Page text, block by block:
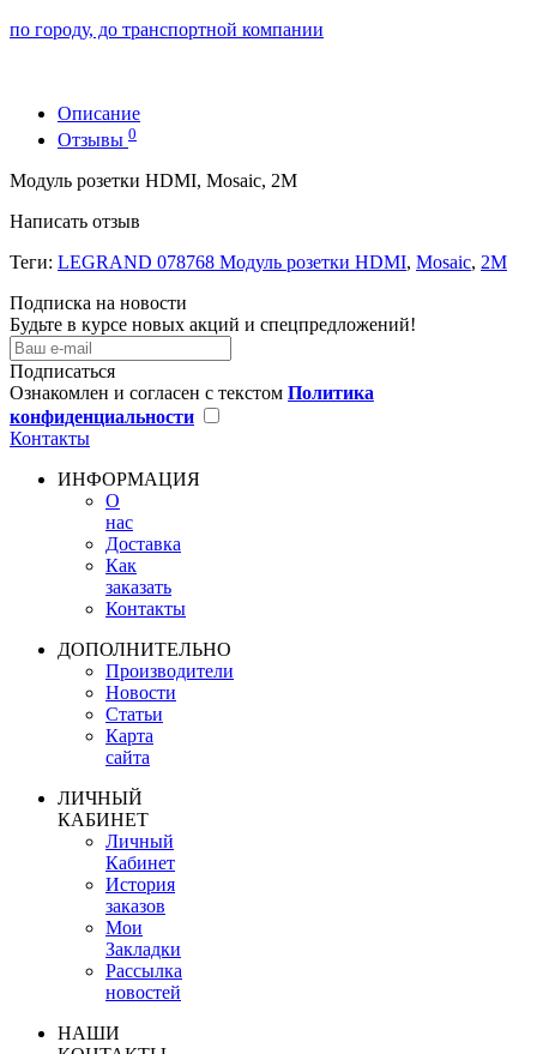
по городу, до транспортной компании
Описание
Отзывы 0
Модуль розетки HDMI, Mosaic, 2М
Написать отзыв
Теги: LEGRAND 078768 Модуль розетки HDMI, Mosaic, 2М
Подписка на новости
Будьте в курсе новых акций и спецпредложений!
Подписаться
Ознакомлен и согласен с текстом Политика
конфиденциальности
Контакты
ИНФОРМАЦИЯ
О
нас
Доставка
Как
заказать
Контакты
ДОПОЛНИТЕЛЬНО
Производители
Новости
Статьи
Карта
сайта
ЛИЧНЫЙ
КАБИНЕТ
Личный
Кабинет
История
заказов
Мои
Закладки
Рассылка
новостей
НАШИ